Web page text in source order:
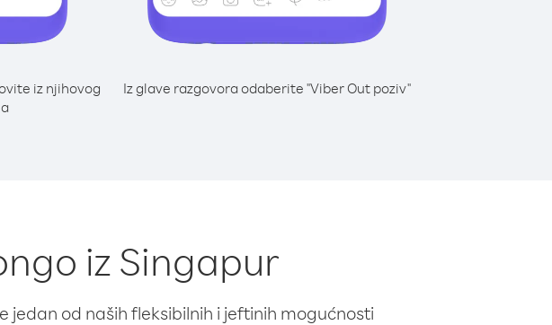
iz njihovog
Iz glave razgovora odaberite "Viber Out poziv"
iz Singapur
jedan od naših fleksibilnih i jeftinih mogućnosti